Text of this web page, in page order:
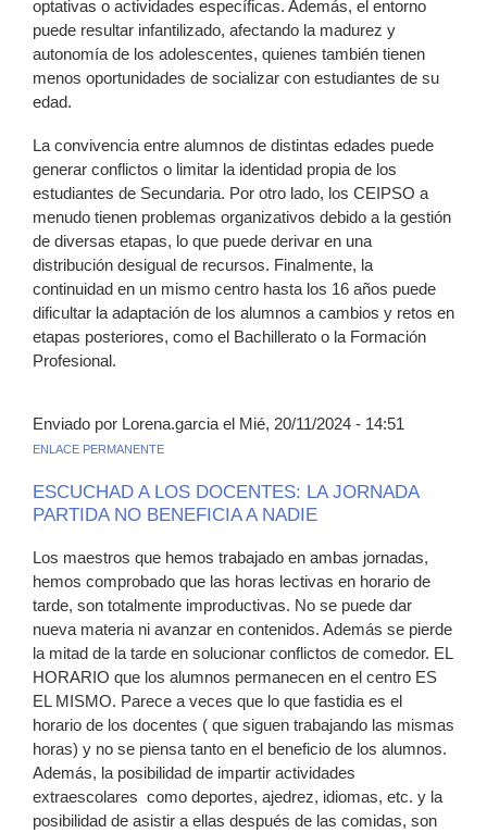
optativas o actividades específicas. Además, el entorno
puede resultar infantilizado, afectando la madurez y
autonomía de los adolescentes, quienes también tienen
menos oportunidades de socializar con estudiantes de su
edad.
La convivencia entre alumnos de distintas edades puede
generar conflictos o limitar la identidad propia de los
estudiantes de Secundaria. Por otro lado, los CEIPSO a
menudo tienen problemas organizativos debido a la gestión
de diversas etapas, lo que puede derivar en una
distribución desigual de recursos. Finalmente, la
continuidad en un mismo centro hasta los 16 años puede
dificultar la adaptación de los alumnos a cambios y retos en
etapas posteriores, como el Bachillerato o la Formación
Profesional.
Enviado por Lorena.garcia el Mié, 20/11/2024 - 14:51
ENLACE PERMANENTE
ESCUCHAD A LOS DOCENTES: LA JORNADA
PARTIDA NO BENEFICIA A NADIE
Los maestros que hemos trabajado en ambas jornadas,
hemos comprobado que las horas lectivas en horario de
tarde, son totalmente improductivas. No se puede dar
nueva materia ni avanzar en contenidos. Además se pierde
la mitad de la tarde en solucionar conflictos de comedor. EL
HORARIO que los alumnos permanecen en el centro ES
EL MISMO. Parece a veces que lo que fastidia es el
horario de los docentes ( que siguen trabajando las mismas
horas) y no se piensa tanto en el beneficio de los alumnos.
Además, la posibilidad de impartir actividades
extraescolares como deportes, ajedrez, idiomas, etc. y la
posibilidad de asistir a ellas después de las comidas, son